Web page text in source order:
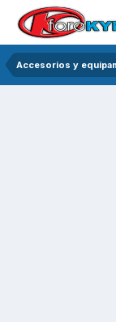
Accesorios y